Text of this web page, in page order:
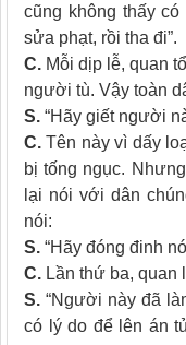
cũng không thấy
sửa phạt, rồi tha đi”.
C. Mỗi dịp lễ, quan
người tù. Vậy toàn
S. “Hãy giết người
C. Tên này vì dấy
bị tống ngục.
lại nói với dân
nói:
S. “Hãy đóng đinh
C. Lần thứ ba, quan
S. “Người này đã
có lý do để lên án